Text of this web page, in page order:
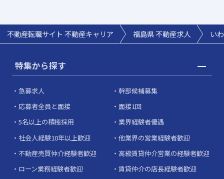
不動産転職サイト 不動産キャリア 福島県 不動産求人 い
特集から探す
急募求人
幹部候補募集
応募者全員と面接
面接1回
5名以上の積極採用
業界経験者優遇
社会人経験10年以上歓迎
他業界の営業経験者歓迎
不動産売買仲介経験者歓迎
高級賃貸仲介営業の経験者歓迎
ローン業務経験者歓迎
賃貸仲介の店長経験者歓迎